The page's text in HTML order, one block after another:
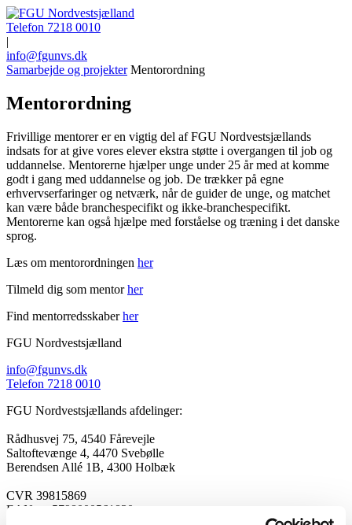
Telefon 7218 0010
|
info@fgunvs.dk
Samarbejde og projekter Mentorordning
Mentorordning
Frivillige mentorer er en vigtig del af FGU Nordvestsjællands
indsats for at give vores elever ekstra støtte i overgangen til job og
uddannelse. Mentorerne hjælper unge under 25 år med at komme
godt i gang med uddannelse og job. De trækker på egne
erhvervserfaringer og netværk, når de guider de unge, og matchet
kan være både branchespecifikt og ikke-branchespecifikt.
Mentorerne kan også hjælpe med forståelse og træning i det danske
sprog.
Læs om mentorordningen her
Tilmeld dig som mentorher
Find mentorredsskaberher
FGU Nordvestsjælland
info@fgunvs.dk
Telefon 7218 0010
FGU Nordvestsjællands afdelinger:
Rådhusvej 75, 4540 Fårevejle
Saltoftevænge 4, 4470 Svebølle
Berendsen Allé 1B, 4300 Holbæk
CVR 39815869
EAN nr. 5798000561830